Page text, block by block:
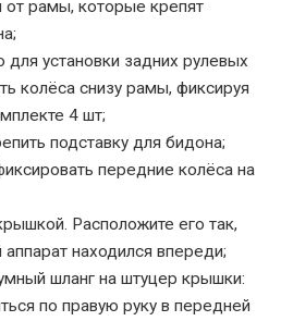
от рамы, которые крепят
для установки задних рулевых
колёса снизу рамы, фиксируя
4 шт;
подставку для бидона;
передние колёса на
Расположите его так,
находился впереди;
шланг на штуцер крышки:
по правую руку в передней